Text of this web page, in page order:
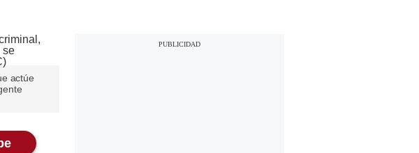
actúe